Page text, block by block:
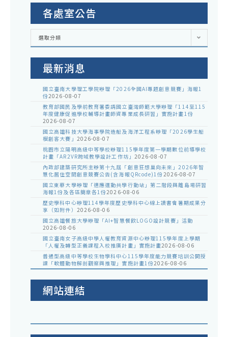
各處室公告
各
室
選取分類
最新消息
國立臺南大學理工學院辦理「2026全國AI專題創意競賽」海報1
份2026-08-07
教育部國民及學前教育署委請國立臺灣師範大學辦理「114至115
年度健康促進學校輔導計畫師資專業成長研習」實施計畫1份
2026-08-07
國立高雄科技大學海事學院造船及海洋工程系辦理「2026學生船
模創客大賽」 2026-08-07
桃園市立陽明高級中等學校辦理115學年度第一學期數位前導學校
計畫「AR2VR跨域教學設計工作坊」 2026-08-07
內政部建築研究所主辦第十九屆「創意狂想巢向未來」2026年智
慧化居住空間創意競賽公告(含海報QRcode)1份2026-08-07
國立東華大學辦理「適應運動共學行動站」第二階段與離島場研習
海報1份及各區簡章各1份2026-08-06
歷史學科中心辦理114學年度歷史學科中心線上讀書會暑期成果分
享（如附件） 2026-08-06
國立高雄餐旅大學辦理「AI+智慧餐飲LOGO設計競賽」活動
2026-08-06
國立臺南女子高級中學人權教育資源中心辦理115學年度上學期
「人權及轉型正義課程入校推廣計畫」實施計畫2026-08-06
普通型高級中等學校生物學科中心115學年度能力競賽培訓公開授
課「軟體動物解剖觀察與推理」實施計畫1份2026-08-06
網站連結